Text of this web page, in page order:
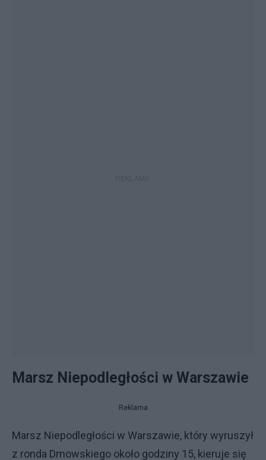
Marsz Niepodległości w Warszawie
Reklama
Marsz Niepodległości w Warszawie, który wyruszył
z ronda Dmowskiego około godziny 15, kieruje się